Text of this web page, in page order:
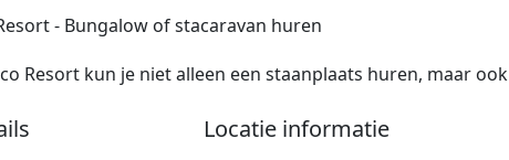
- Bungalow of stacaravan huren
Resort kun je niet alleen een staanplaats huren, maar ook
Locatie informatie